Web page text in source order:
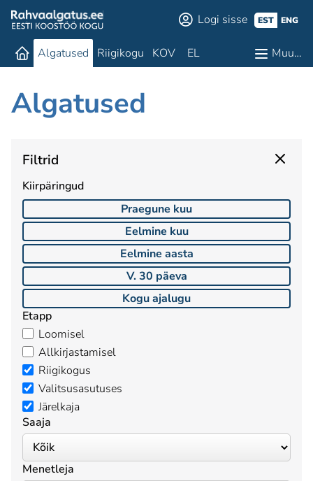
Logi sisse EST ENG
Algatused Riigikogu KOV EL Muu…
Algatused
Filtrid
Kiirpäringud
Praegune kuu
Eelmine kuu
Eelmine aasta
V. 30 päeva
Kogu ajalugu
Etapp
Loomisel
Allkirjastamisel
Riigikogus
Valitsusasutuses
Järelkaja
Saaja
Menetleja